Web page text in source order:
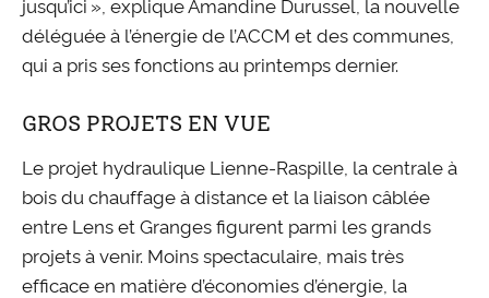
déléguée à l’énergie de l’ACCM et des communes,
qui a pris ses fonctions au printemps dernier.
GROS PROJETS EN VUE
Le projet hydraulique Lienne-Raspille, la centrale à
bois du chauffage à distance et la liaison câblée
entre Lens et Granges figurent parmi les grands
projets à venir. Moins spectaculaire, mais très
efficace en matière d’économies d’énergie, la